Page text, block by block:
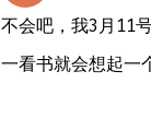
不会吧，我3月11
一看书就会想起一